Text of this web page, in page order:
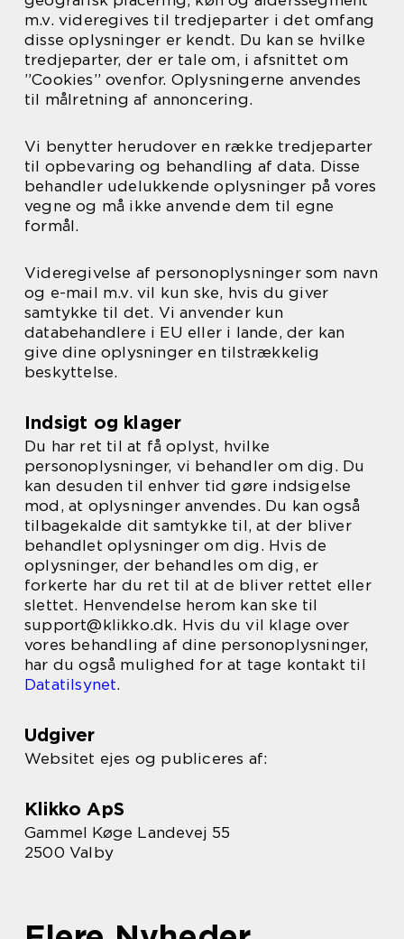
m.v. videregives til tredjeparter i det omfang
disse oplysninger er kendt. Du kan se hvilke
tredjeparter, der er tale om, i afsnittet om
”Cookies” ovenfor. Oplysningerne anvendes
til målretning af annoncering.
Vi benytter herudover en række tredjeparter
til opbevaring og behandling af data. Disse
behandler udelukkende oplysninger på vores
vegne og må ikke anvende dem til egne
formål.
Videregivelse af personoplysninger som navn
og e-mail m.v. vil kun ske, hvis du giver
samtykke til det. Vi anvender kun
databehandlere i EU eller i lande, der kan
give dine oplysninger en tilstrækkelig
beskyttelse.
Indsigt og klager
Du har ret til at få oplyst, hvilke
personoplysninger, vi behandler om dig. Du
kan desuden til enhver tid gøre indsigelse
mod, at oplysninger anvendes. Du kan også
tilbagekalde dit samtykke til, at der bliver
behandlet oplysninger om dig. Hvis de
oplysninger, der behandles om dig, er
forkerte har du ret til at de bliver rettet eller
slettet. Henvendelse herom kan ske til
support@klikko.dk. Hvis du vil klage over
vores behandling af dine personoplysninger,
har du også mulighed for at tage kontakt til
Datatilsynet.
Udgiver
Websitet ejes og publiceres af:
Klikko ApS
Gammel Køge Landevej 55
2500 Valby